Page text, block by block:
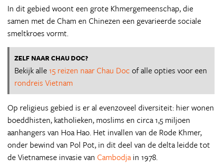
In dit gebied woont een grote Khmergemeenschap, die
samen met de Cham en Chinezen een gevarieerde sociale
smeltkroes vormt.
ZELF NAAR CHAU DOC?
Bekijk alle15 reizen naar Chau Doc of alle opties voor een
rondreis Vietnam
Op religieus gebied is er al evenzoveel diversiteit: hier wonen
boeddhisten, katholieken, moslims en circa 1,5 miljoen
aanhangers van Hoa Hao. Het invallen van de Rode Khmer,
onder bewind van Pol Pot, in dit deel van de delta leidde tot
de Vietnamese invasie van Cambodja in 1978.